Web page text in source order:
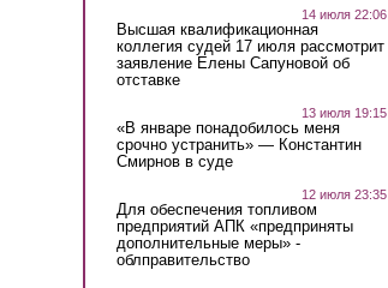
14 июля 22:06
Высшая квалификационная
коллегия судей 17 июля рассмотрит
заявление Елены Сапуновой об
отставке
13 июля 19:15
«В январе понадобилось меня
срочно устранить» — Константин
Смирнов в суде
12 июля 23:35
Для обеспечения топливом
предприятий АПК «предприняты
дополнительные меры» -
облправительство